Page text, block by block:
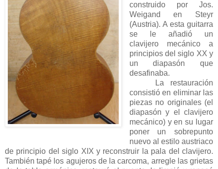
construido por Jos.
Weigand en Steyr
(Austria). A esta guitarra
se le añadió un
clavijero mecánico a
principios del siglo XX y
un diapasón que
desafinaba.
La restauración
consistió en eliminar las
piezas no originales (el
diapasón y el clavijero
mecánico) y en su lugar
poner un sobrepunto
nuevo al estilo austriaco
de principio del siglo XIX y reconstruir la pala del clavijero.
También tapé los agujeros de la carcoma, arregle las grietas